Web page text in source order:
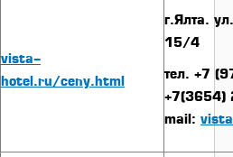
vista-
hotel.ru/ceny.html
г.Ялта.
15/4
тел. +7
mail: